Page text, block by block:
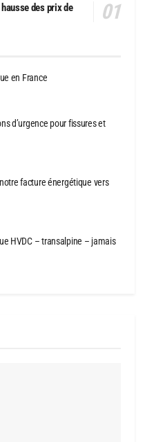
des prix de
en France
d’urgence pour fissures et
facture énergétique vers
HVDC – transalpine – jamais